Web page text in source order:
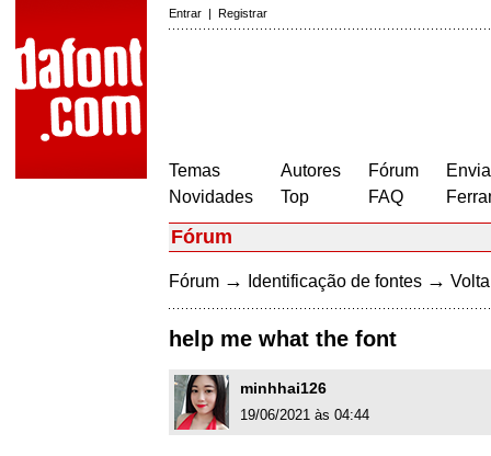
Entrar | Registrar
Temas
Novidades
Autores
Top
Fórum
FAQ
Fórum
Fórum → Identificação de fontes →
help me what the font
minhhai126
19/06/2021 às 04:44